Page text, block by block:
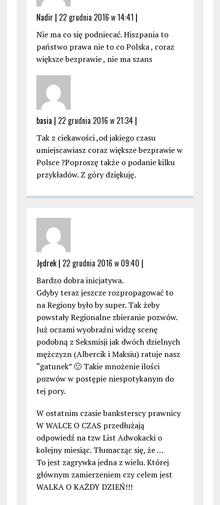
Nadir | 22 grudnia 2016 w 14:41 |
Nie ma co się podniecać. Hiszpania to
państwo prawa nie to co Polska , coraz
większe bezprawie , nie ma szans
basia | 22 grudnia 2016 w 21:34 |
Tak z ciekawości ,od jakiego czasu
umiejscawiasz coraz większe bezprawie w
Polsce ?Poproszę także o podanie kilku
przykładów. Z góry dziękuję.
Jędrek | 22 grudnia 2016 w 09:40 |
Bardzo dobra inicjatywa.
Gdyby teraz jeszcze rozpropagować to
na Regiony było by super. Tak żeby
powstały Regionalne zbieranie pozwów.
Już oczami wyobraźni widzę scenę
podobną z Seksmisji jak dwóch dzielnych
mężczyzn (Albercik i Maksiu) ratuje nasz
“gatunek” 🙂 Takie mnożenie ilości
pozwów w postępie niespotykanym do
tej pory.
W ostatnim czasie banksterscy prawnicy
W WALCE O CZAS przedłużają
odpowiedź na tzw List Adwokacki o
kolejny miesiąc. Tłumacząc się, że …
To jest zagrywka jedna z wielu. Której
głównym zamierzeniem czy celem jest
WALKA O KAŻDY DZIEŃ!!!